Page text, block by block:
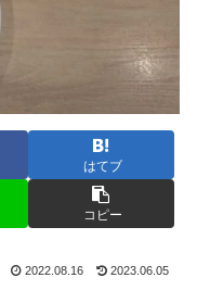
はてブ
コピー
2022.08.16 2023.06.05